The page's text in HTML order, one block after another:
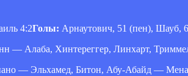
4:2Голы: Арнаутович, 51 (пен), Шауб,
— Алаба, Хинтереггер, Линхарт,
— Эльхамед, Битон, Абу-Абайд —